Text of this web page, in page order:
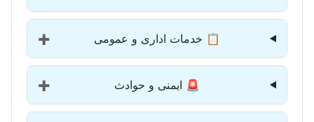
📋 خدمات اداری و عمومی ➕
🚨 ایمنی و حوادث ➕